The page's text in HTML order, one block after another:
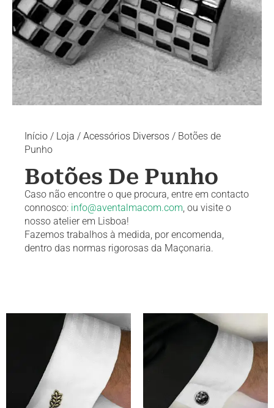
Início / Loja / Acessórios Diversos / Botões de
Punho
Botões De Punho
Caso não encontre o que procura, entre em contacto
connosco: info@aventalmacom.com, ou visite o
nosso atelier em Lisboa!
Fazemos trabalhos à medida, por encomenda,
dentro das normas rigorosas da Maçonaria.